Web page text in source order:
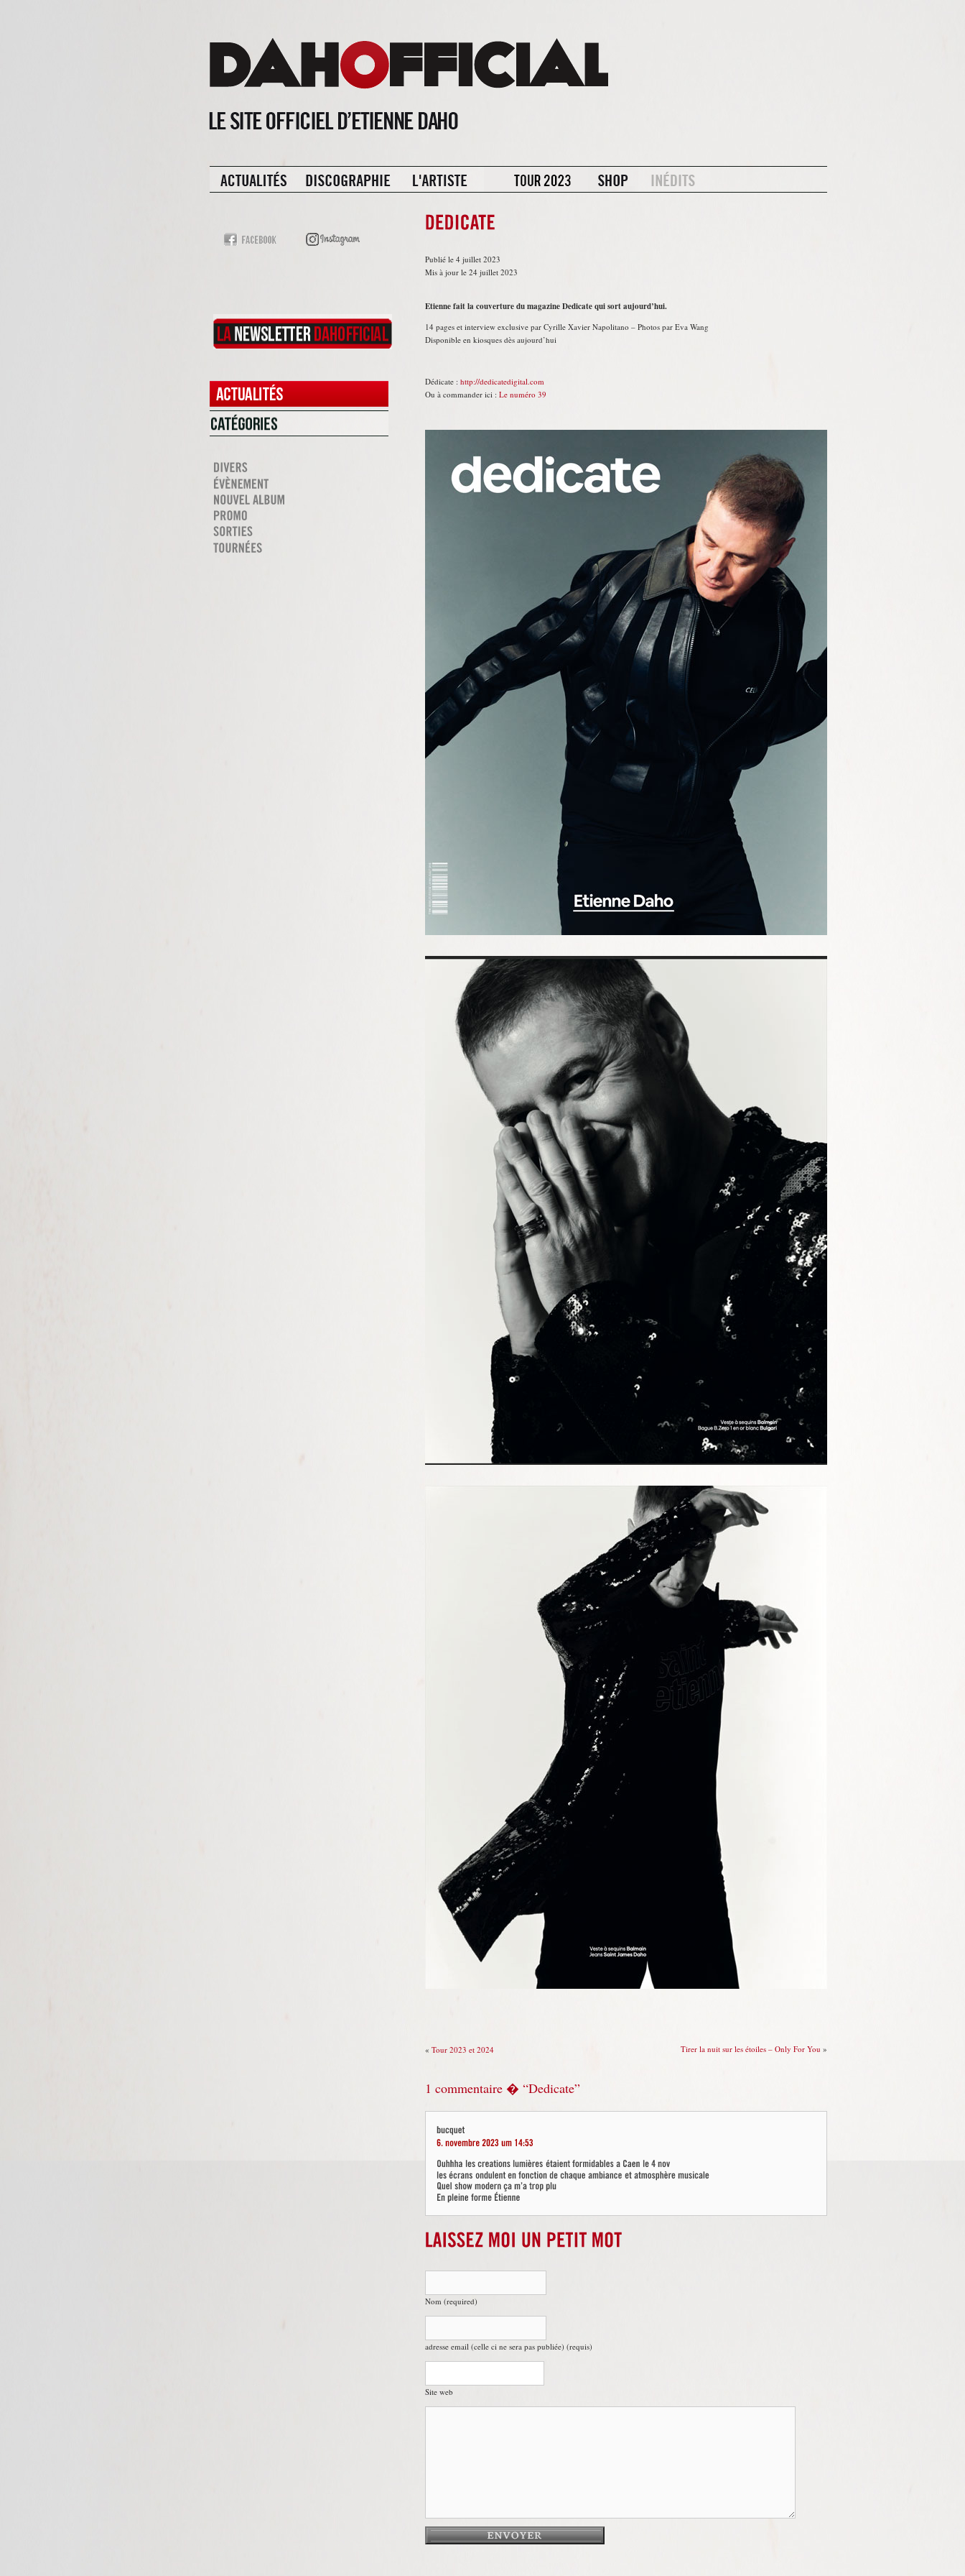
Publié le 4 juillet 2023
Mis à jour le 24 juillet 2023
Etienne fait la couverture du magazine Dedicate qui sort aujourd’hui.
14 pages et interview exclusive par Cyrille Xavier Napolitano – Photos par Eva Wang
Disponible en kiosques dès aujourd’hui
Dédicate : http://dedicatedigital.com
Ou à commander ici : Le numéro 39
« Tour 2023 et 2024 Tirer la nuit sur les étoiles – Only For You »
1 commentaire � “Dedicate”
Nom (required)
adresse email (celle ci ne sera pas publiée) (requis)
Site web